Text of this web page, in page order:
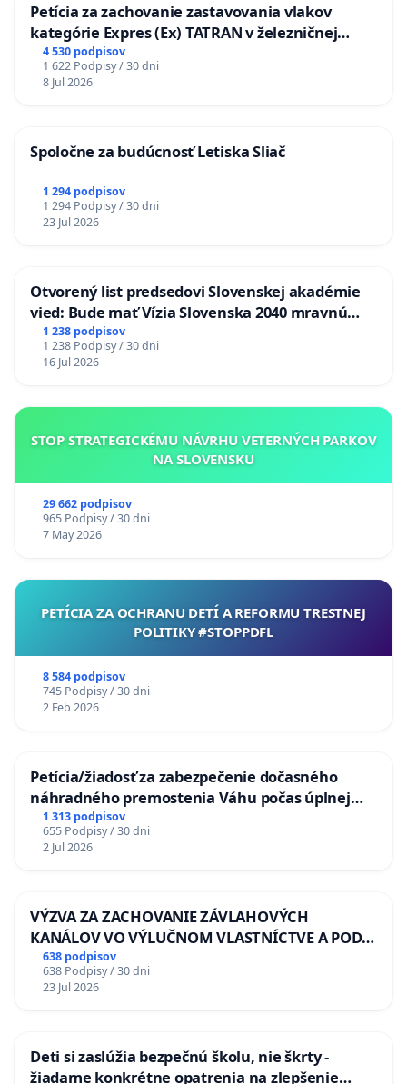
Petícia za zachovanie zastavovania vlakov
kategórie Expres (Ex) TATRAN v železničnej
stanici Púchov
4 530 podpisov
1 622 Podpisy / 30 dni
8 Jul 2026
Spoločne za budúcnosť Letiska Sliač
1 294 podpisov
1 294 Podpisy / 30 dni
23 Jul 2026
Otvorený list predsedovi Slovenskej akadémie
vied: Bude mať Vízia Slovenska 2040 mravnú
chrbticu?
1 238 podpisov
1 238 Podpisy / 30 dni
16 Jul 2026
STOP STRATEGICKÉMU NÁVRHU VETERNÝCH PARKOV
NA SLOVENSKU
29 662 podpisov
965 Podpisy / 30 dni
7 May 2026
PETÍCIA ZA OCHRANU DETÍ A REFORMU TRESTNEJ
POLITIKY #STOPPDFL
8 584 podpisov
745 Podpisy / 30 dni
2 Feb 2026
Petícia/žiadosť za zabezpečenie dočasného
náhradného premostenia Váhu počas úplnej
uzávery Vážskeho mosta v Komárne
1 313 podpisov
655 Podpisy / 30 dni
2 Jul 2026
VÝZVA ZA ZACHOVANIE ZÁVLAHOVÝCH
KANÁLOV VO VÝLUČNOM VLASTNÍCTVE A POD
KONTROLOU SLOVENSKEJ REPUBLIKY & žiadosť
na riešenie zanedbaného stavu závlahových a
odvodňovacích kanálov na Slovensku
638 podpisov
638 Podpisy / 30 dni
23 Jul 2026
Deti si zaslúžia bezpečnú školu, nie škrty -
žiadame konkrétne opatrenia na zlepšenie